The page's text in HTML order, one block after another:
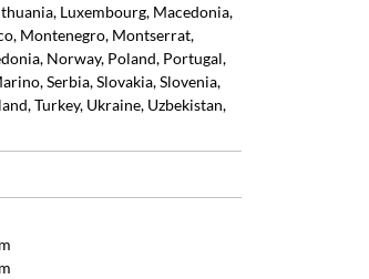
Luxembourg, Macedonia,
Montenegro, Montserrat,
Norway, Poland, Portugal,
Serbia, Slovakia, Slovenia,
Turkey, Ukraine, Uzbekistan,